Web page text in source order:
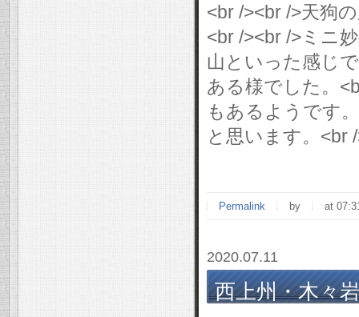
<br /><br />天狗
<br /><br />ミニ
山といった感じ
ある様でした。
もあるようです
と思います。<br
Permalink by at
2020.07.11
西上州・木々